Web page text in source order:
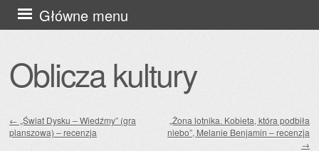
Oblicza kultury
Główne menu
Przejdź
do
Zobacz wpisy
← „Świat Dysku – Wiedźmy” (gra
planszowa) – recenzja
„Żona lotnika. Kobieta, która podbiła
niebo”, Melanie Benjamin – recenzja
→